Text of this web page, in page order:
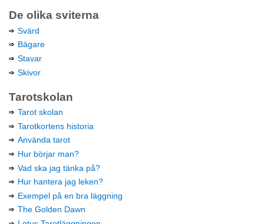
De olika sviterna
Svärd
Bägare
Stavar
Skivor
Tarotskolan
Tarot skolan
Tarotkortens historia
Använda tarot
Hur börjar man?
Vad ska jag tänka på?
Hur hantera jag leken?
Exempel på en bra läggning
The Golden Dawn